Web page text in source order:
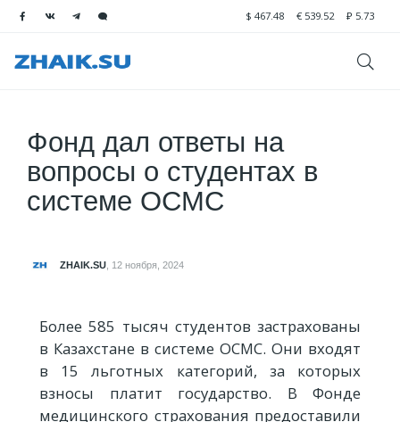
$ 467.48 € 539.52 ₽ 5.73
Фонд дал ответы на
вопросы о студентах в
системе ОСМС
ZHAIK.SU 12 ноября, 2024
Более 585 тысяч студентов застрахованы
в Казахстане в системе ОСМС. Они входят
в 15 льготных категорий, за которых
взносы платит государство. В Фонде
медицинского страхования предоставили